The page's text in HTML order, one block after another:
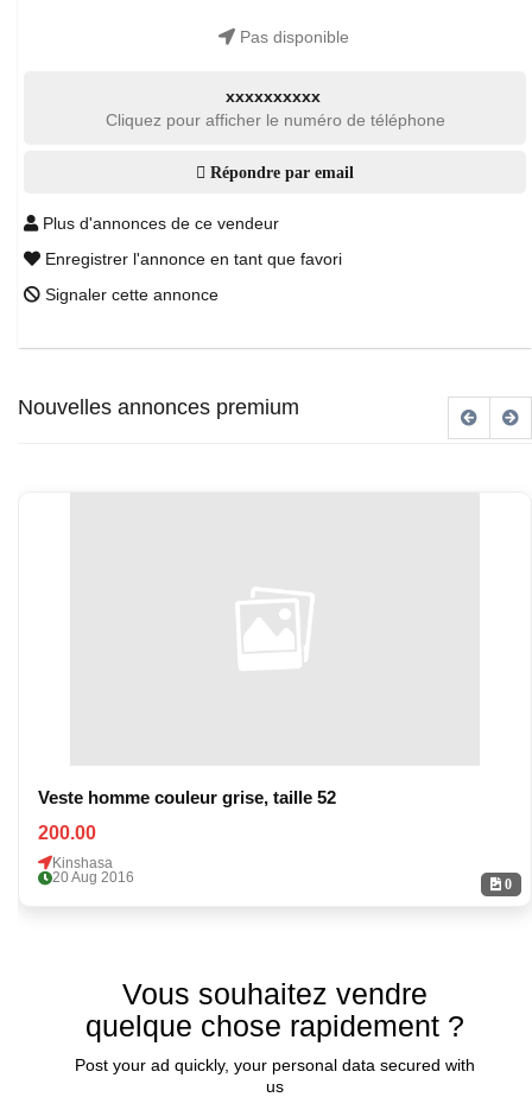
Pas disponible
xxxxxxxxxx
Cliquez pour afficher le numéro de téléphone
Répondre par email
Plus d'annonces de ce vendeur
Enregistrer l'annonce en tant que favori
Signaler cette annonce
Nouvelles annonces premium
0
Veste homme couleur grise, taille 52
200.00
Kinshasa
20 Aug 2016
Vous souhaitez vendre
quelque chose rapidement ?
Post your ad quickly, your personal data secured with
us